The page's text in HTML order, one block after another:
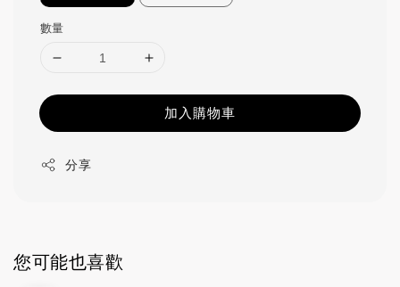
數量
加入購物車
分享
您可能也喜歡